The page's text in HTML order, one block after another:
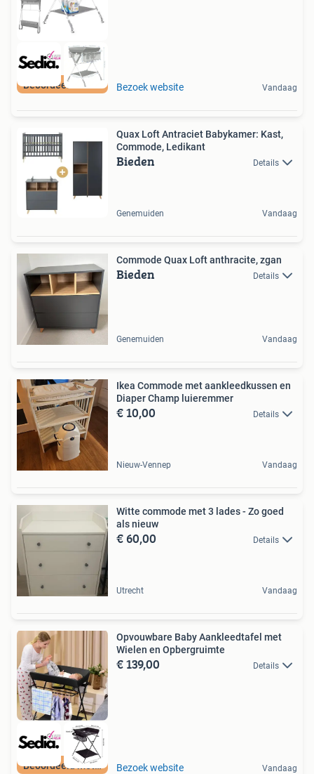
Bezoek website Vandaag
Quax Loft Antraciet Babykamer: Kast,
Commode, Ledikant
Bieden Details
Genemuiden Vandaag
Commode Quax Loft anthracite, zgan
Bieden Details
Genemuiden Vandaag
Ikea Commode met aankleedkussen en
Diaper Champ luieremmer
€ 10,00 Details
Nieuw-Vennep Vandaag
Witte commode met 3 lades - Zo goed
als nieuw
€ 60,00 Details
Utrecht Vandaag
Beoordeeld met 9+
Opvouwbare Baby Aankleedtafel met
Wielen en Opbergruimte
€ 139,00 Details
Bezoek website Vandaag